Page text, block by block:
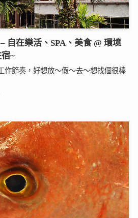
自在樂活、SPA、美食 @ 環境
~
作節奏，好想放～假～去～想找個很棒